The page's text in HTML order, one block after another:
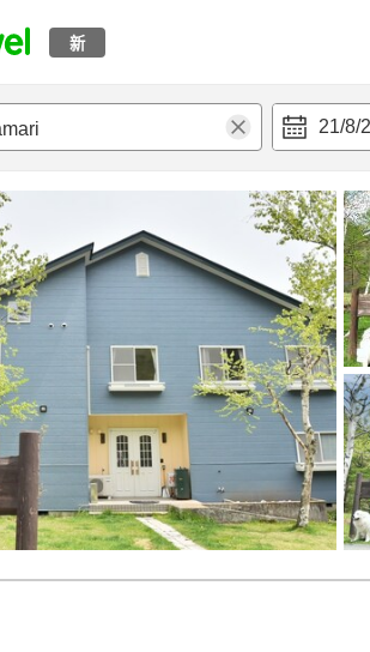
新
21/8/